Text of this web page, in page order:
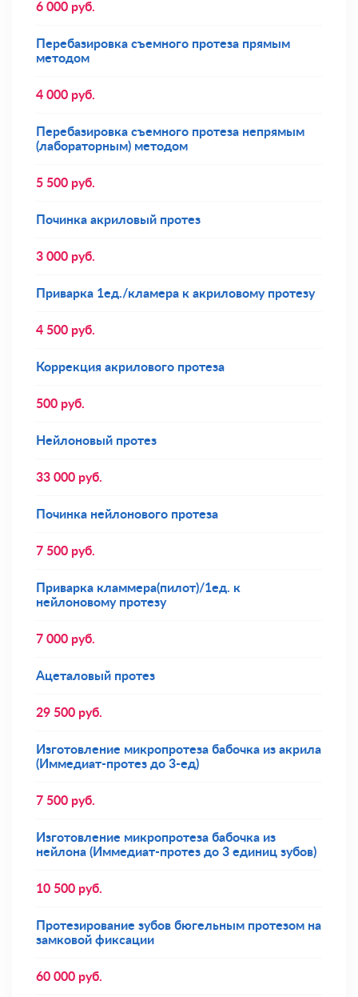
6 000 руб.
Перебазировка съемного протеза прямым
методом
4 000 руб.
Перебазировка съемного протеза непрямым
(лабораторным) методом
5 500 руб.
Починка акриловый протез
3 000 руб.
Приварка 1ед./кламера к акриловому протезу
4 500 руб.
Коррекция акрилового протеза
500 руб.
Нейлоновый протез
33 000 руб.
Починка нейлонового протеза
7 500 руб.
Приварка кламмера(пилот)/1ед. к
нейлоновому протезу
7 000 руб.
Ацеталовый протез
29 500 руб.
Изготовление микропротеза бабочка из акрила
(Иммедиат-протез до 3-ед)
7 500 руб.
Изготовление микропротеза бабочка из
нейлона (Иммедиат-протез до 3 единиц зубов)
10 500 руб.
Протезирование зубов бюгельным протезом на
замковой фиксации
60 000 руб.